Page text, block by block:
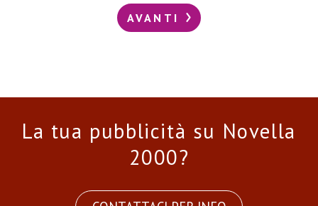
AVANTI
La tua pubblicità su Novella
2000?